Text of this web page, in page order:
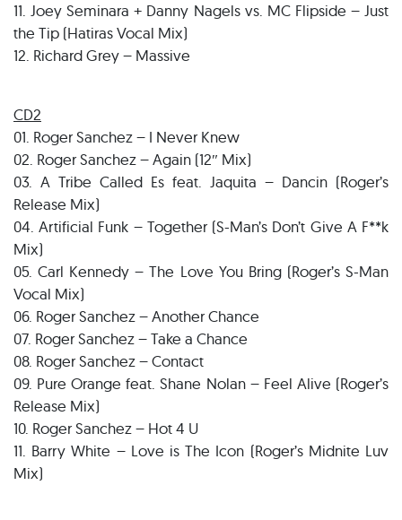
11. Joey Seminara + Danny Nagels vs. MC Flipside – Just
the Tip (Hatiras Vocal Mix)
12. Richard Grey – Massive
CD2
01. Roger Sanchez – I Never Knew
02. Roger Sanchez – Again (12″ Mix)
03. A Tribe Called Es feat. Jaquita – Dancin (Roger’s
Release Mix)
04. Artificial Funk – Together (S-Man’s Don’t Give A F**k
Mix)
05. Carl Kennedy – The Love You Bring (Roger’s S-Man
Vocal Mix)
06. Roger Sanchez – Another Chance
07. Roger Sanchez – Take a Chance
08. Roger Sanchez – Contact
09. Pure Orange feat. Shane Nolan – Feel Alive (Roger’s
Release Mix)
10. Roger Sanchez – Hot 4 U
11. Barry White – Love is The Icon (Roger’s Midnite Luv
Mix)